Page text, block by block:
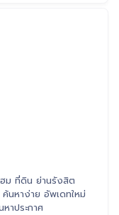
ฮม ที่ดิน ย่านรังสิต
าประกาศ